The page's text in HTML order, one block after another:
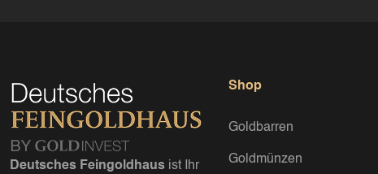
Deutsches Feingoldhaus ist Ihr
Shop
Goldbarren
Goldmünzen